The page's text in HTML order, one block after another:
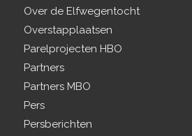
Over de Elfwegentocht
Overstapplaatsen
Parelprojecten HBO
Partners
Partners MBO
Pers
Persberichten